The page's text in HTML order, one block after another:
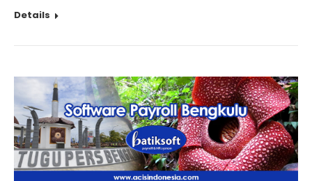
Details